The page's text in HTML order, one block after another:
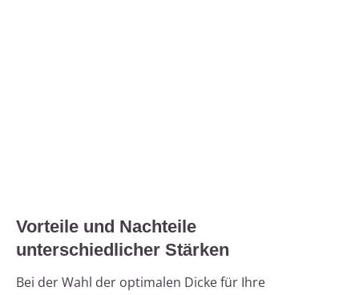
Vorteile und Nachteile
unterschiedlicher Stärken
Bei der Wahl der optimalen Dicke für Ihre